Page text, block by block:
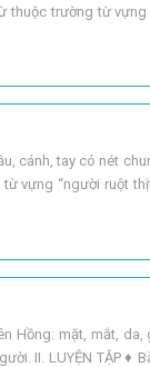
thuộc trường từ vựng
cánh, tay có nét
vựng “người ruột
Hồng: mặt, mắt, da,
II. LUYỆN TẬP